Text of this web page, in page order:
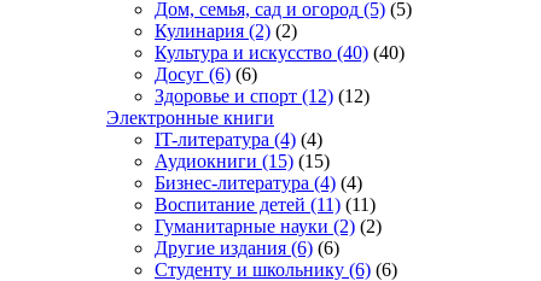
Дом, семья, сад и огород (5) (5)
Кулинария (2) (2)
Культура и искусство (40) (40)
Досуг (6) (6)
Здоровье и спорт (12) (12)
Электронные книги
IT-литература (4) (4)
Аудиокниги (15) (15)
Бизнес-литература (4) (4)
Воспитание детей (11) (11)
Гуманитарные науки (2) (2)
Другие издания (6) (6)
Студенту и школьнику (6) (6)